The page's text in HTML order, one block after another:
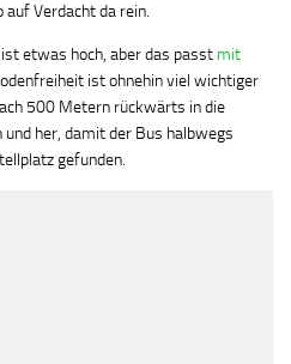
auf Verdacht da rein.
etwas hoch, aber das passt mit
ist ohnehin viel wichtiger
500 Metern rückwärts in die
her, damit der Bus halbwegs
gefunden.